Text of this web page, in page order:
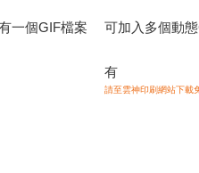
一個GIF檔案 可加入多個動
有
請至雲神印刷網站下載